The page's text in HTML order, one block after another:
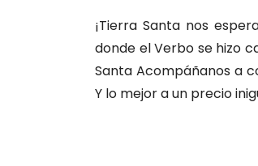
¡Tierra Santa nos
donde el Verbo se hizo
Santa Acompáñanos a
Y lo mejor a un precio